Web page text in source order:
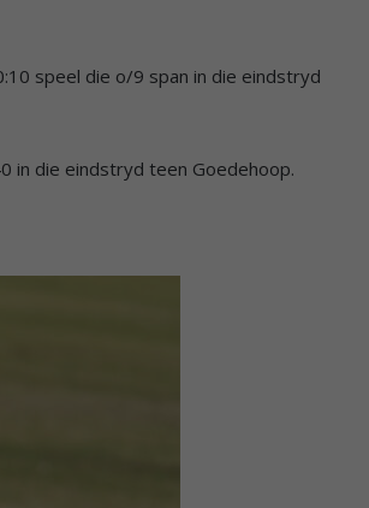
speel die o/9 span in die eindstryd
in die eindstryd teen Goedehoop.